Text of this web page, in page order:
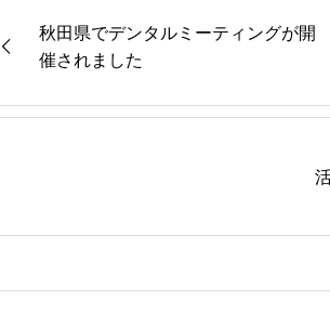
秋田県でデンタルミーティングが開
催されました